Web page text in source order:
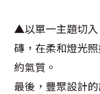
▲以單一主題切
磚，在柔和燈光
約氣質。
最後，豐聚設計